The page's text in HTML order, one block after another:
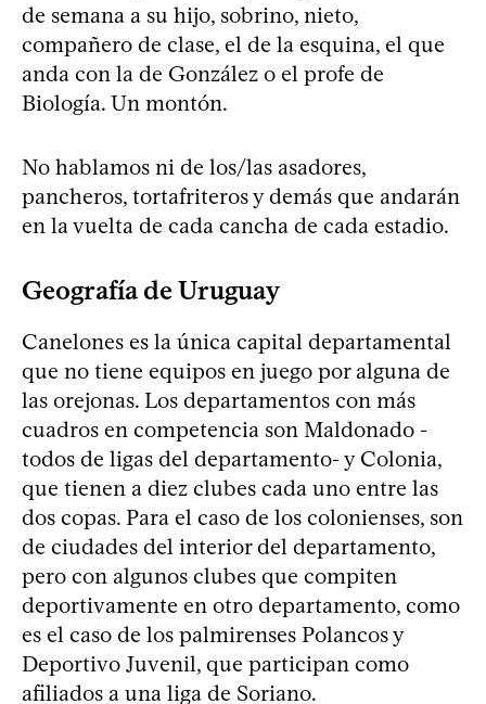
de semana a su hijo, sobrino, nieto,
compañero de clase, el de la esquina, el que
anda con la de González o el profe de
Biología. Un montón.
No hablamos ni de los/las asadores,
pancheros, tortafriteros y demás que andarán
en la vuelta de cada cancha de cada estadio.
Geografía de Uruguay
Canelones es la única capital departamental
que no tiene equipos en juego por alguna de
las orejonas. Los departamentos con más
cuadros en competencia son Maldonado -
todos de ligas del departamento- y Colonia,
que tienen a diez clubes cada uno entre las
dos copas. Para el caso de los colonienses, son
de ciudades del interior del departamento,
pero con algunos clubes que compiten
deportivamente en otro departamento, como
es el caso de los palmirenses Polancos y
Deportivo Juvenil, que participan como
afiliados a una liga de Soriano.